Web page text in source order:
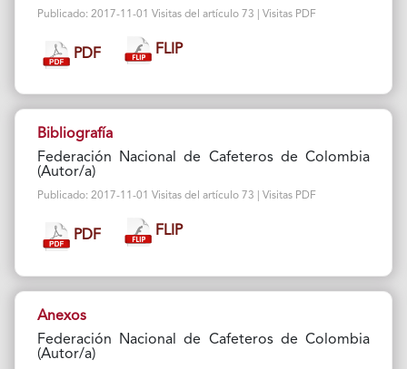
Publicado: 2017-11-01 Visitas del artículo 73 | Visitas PDF
PDF FLIP
Bibliografía
Federación Nacional de Cafeteros de Colombia
(Autor/a)
Publicado: 2017-11-01 Visitas del artículo 73 | Visitas PDF
PDF FLIP
Anexos
Federación Nacional de Cafeteros de Colombia
(Autor/a)